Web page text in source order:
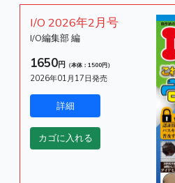
I/O 2026年2月号
I/O編集部 編
1650円 （本体：1500円）
2026年01月17日発売